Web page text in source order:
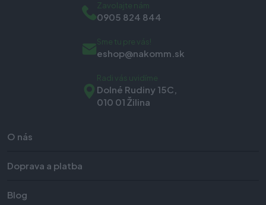
O nás
Doprava a platba
Blog
Zavolajte nám
0905 824 844
Sme tu pre vás!
eshop@nakomm.sk
Radi vás uvidíme
Dolné Rudiny 15C,
010 01 Žilina